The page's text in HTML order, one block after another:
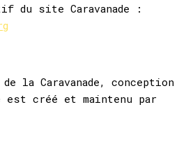
du site Caravanade :
la Caravanade, conception
est créé et maintenu par